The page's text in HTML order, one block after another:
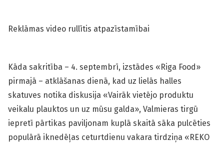
Reklāmas video rullītis atpazīstamībai
Kāda sakritība – 4. septembrī, izstādes «Riga Food»
pirmajā – atklāšanas dienā, kad uz lielās halles
skatuves notika diskusija «Vairāk vietējo produktu
veikalu plauktos un uz mūsu galda», Valmieras tirgū
iepretī pārtikas paviljonam kuplā skaitā sāka pulcēties
populārā iknedēļas ceturt­dienu vakara tirdziņa «REKO